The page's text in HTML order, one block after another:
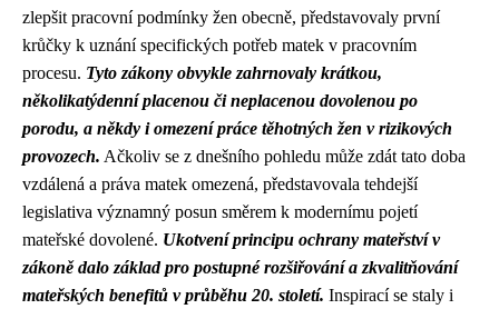
zlepšit pracovní podmínky žen obecně, představovaly první
krůčky k uznání specifických potřeb matek v pracovním
procesu. Tyto zákony obvykle zahrnovaly krátkou,
několikatýdenní placenou či neplacenou dovolenou po
porodu, a někdy i omezení práce těhotných žen v rizikových
provozech. Ačkoliv se z dnešního pohledu může zdát tato doba
vzdálená a práva matek omezená, představovala tehdejší
legislativa významný posun směrem k modernímu pojetí
mateřské dovolené. Ukotvení principu ochrany mateřství v
zákoně dalo základ pro postupné rozšiřování a zkvalitňování
mateřských benefitů v průběhu 20. století. Inspirací se staly i